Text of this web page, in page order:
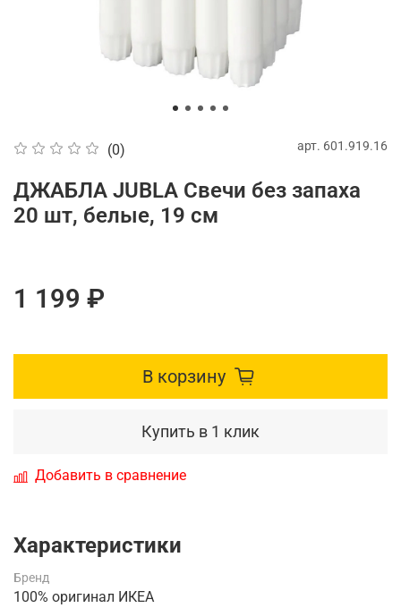
(0) арт. 601.919.16
ДЖАБЛА JUBLA Свечи без запаха
20 шт, белые, 19 см
1 199 ₽
В корзину
Купить в 1 клик
Добавить в сравнение
Характеристики
Бренд
100% оригинал ИКЕА